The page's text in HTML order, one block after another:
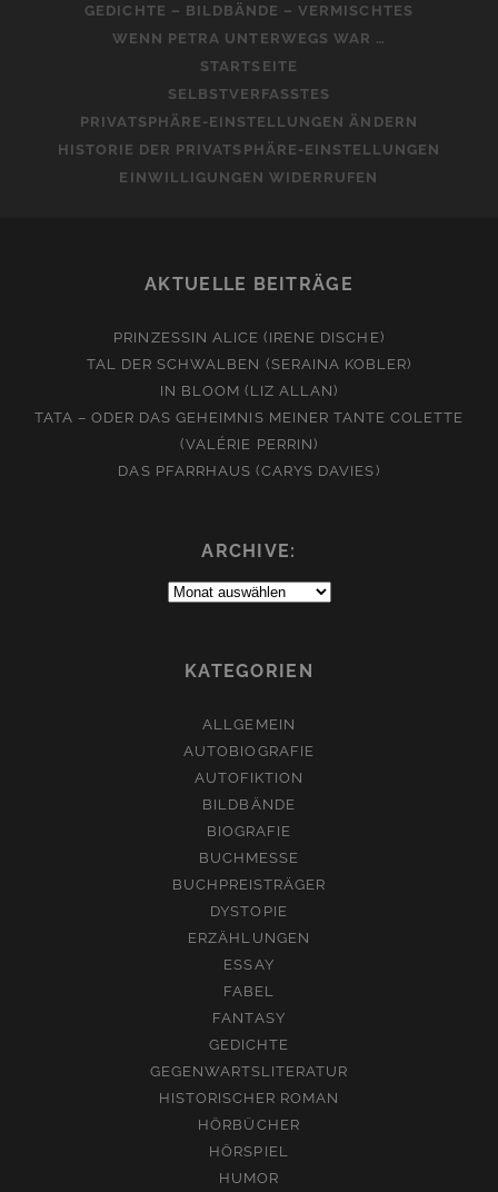
GEDICHTE – BILDBÄNDE – VERMISCHTES
WENN PETRA UNTERWEGS WAR …
STARTSEITE
SELBSTVERFASSTES
PRIVATSPHÄRE-EINSTELLUNGEN ÄNDERN
HISTORIE DER PRIVATSPHÄRE-EINSTELLUNGEN
EINWILLIGUNGEN WIDERRUFEN
AKTUELLE BEITRÄGE
PRINZESSIN ALICE (IRENE DISCHE)
TAL DER SCHWALBEN (SERAINA KOBLER)
IN BLOOM (LIZ ALLAN)
TATA – ODER DAS GEHEIMNIS MEINER TANTE COLETTE
(VALÉRIE PERRIN)
DAS PFARRHAUS (CARYS DAVIES)
ARCHIVE:
Archive:
KATEGORIEN
ALLGEMEIN
AUTOBIOGRAFIE
AUTOFIKTION
BILDBÄNDE
BIOGRAFIE
BUCHMESSE
BUCHPREISTRÄGER
DYSTOPIE
ERZÄHLUNGEN
ESSAY
FABEL
FANTASY
GEDICHTE
GEGENWARTSLITERATUR
HISTORISCHER ROMAN
HÖRBÜCHER
HÖRSPIEL
HUMOR